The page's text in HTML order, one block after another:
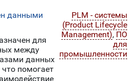
данными
для
между
данных
помогает
PLM - системы
(Product Lifecycle
Management), ПО
для
промышленности